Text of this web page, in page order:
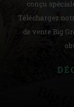
conçu
Téléchargez
de vente Big